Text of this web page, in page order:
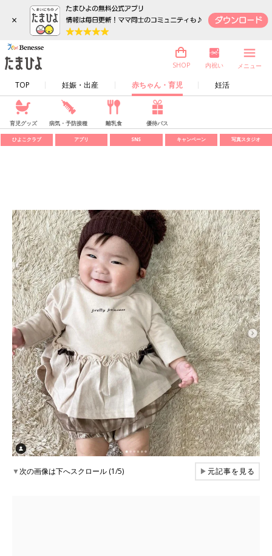
×
TOP 妊娠・出産 赤ちゃん・育児 妊活
SHOP 内祝い メニュー
育児グッズ 病気・予防接種 離乳食 優待パス
ひよこクラブ アプリ SNS キャンペーン 写真スタジオ
▼次の画像は下へスクロール (1/5) ▶元記事を見る